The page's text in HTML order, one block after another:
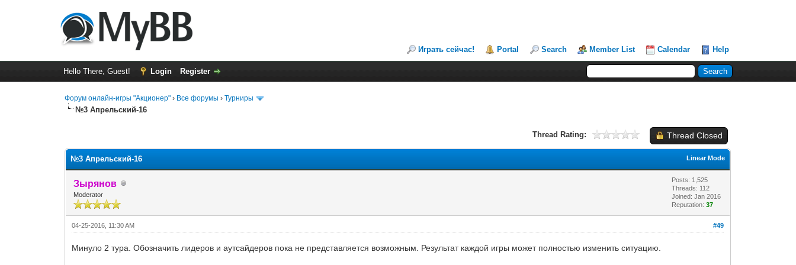
Играть сейчас! Portal Search Member List Calendar Help
Hello There, Guest! Login Register
Форум онлайн-игры "Акционер" › Все форумы ›Турниры
№3 Апрельский-16
Thread Closed
Thread Rating:
Linear Mode
№3 Апрельский-16
Зырянов
Moderator
Posts: 1,525
Threads: 112
Joined: Jan 2016
Reputation:37
#49
04-25-2016, 11:30 AM
Минуло 2 тура. Обозначить лидеров и аутсайдеров пока не представляется возможным. Результат каждой игры может полностью изменить ситуацию.